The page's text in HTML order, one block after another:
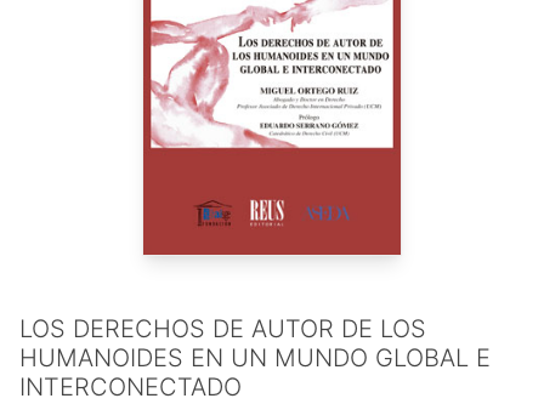
LOS DERECHOS DE AUTOR DE LOS
HUMANOIDES EN UN MUNDO GLOBAL E
INTERCONECTADO